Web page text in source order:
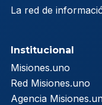
La red de
Institucional
Misiones.uno
Red Misiones.uno
Agencia